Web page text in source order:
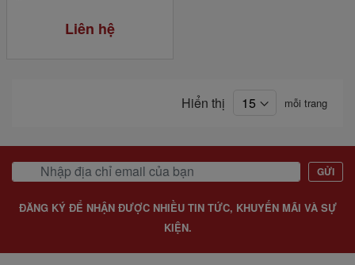
Liên hệ
Hiển thị mỗi trang
GỬI
ĐĂNG KÝ ĐỂ NHẬN ĐƯỢC NHIỀU TIN TỨC, KHUYẾN MÃI VÀ SỰ
KIỆN.